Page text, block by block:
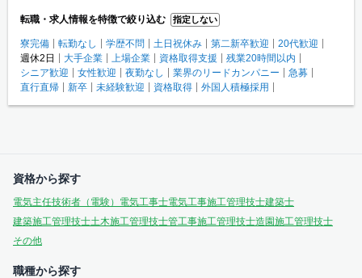
転職・求人情報を特徴で絞り込む 指定しない
寮完備 転勤なし 学歴不問 土日祝休み 第二新卒歓迎
20代歓迎
週休2日
大手企業 上場企業 資格取得支援
残業20時間以内
シニア歓迎
女性歓迎 夜勤なし 業界のリードカンパニー
急募
直行直帰
新卒 未経験歓迎 資格取得 外国人積極採用
資格から探す
電気主任技術者（電験） 電気工事士電気工事施工管理技士建築士
建築施工管理技士土木施工管理技士管工事施工管理技士造園施工管理技士
その他
職種から探す